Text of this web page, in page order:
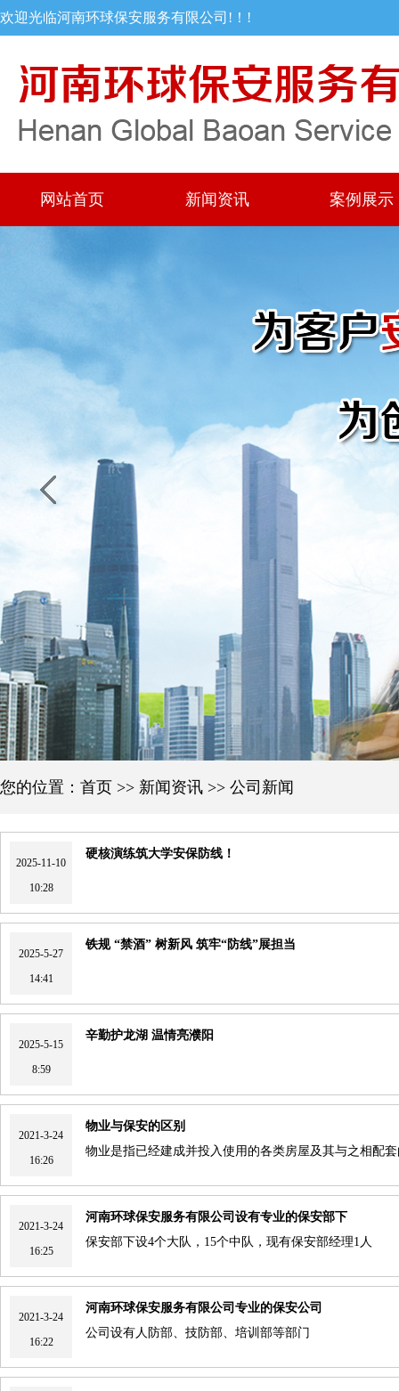
欢迎光临河南环球保安服务有限公司!！!
网站首页 新闻资讯 案例展示
您的位置： 首页 >> 新闻资讯 >> 公司新闻
硬核演练筑大学安保防线！
2025-11-10
10:28
铁规 “禁酒” 树新风 筑牢“防线”展担当
2025-5-27
14:41
辛勤护龙湖 温情亮濮阳
2025-5-15
8:59
物业与保安的区别
物业是指已经建成并投入使用的各类房屋及其与之相配
2021-3-24
16:26
河南环球保安服务有限公司设有专业的保安部下
保安部下设4个大队，15个中队，现有保安部经理1人
2021-3-24
16:25
河南环球保安服务有限公司专业的保安公司
公司设有人防部、技防部、培训部等部门
2021-3-24
16:22